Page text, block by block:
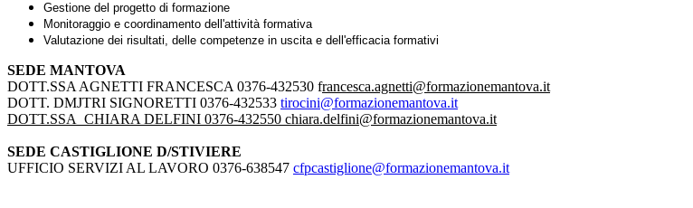
Gestione del progetto di formazione
Monitoraggio e coordinamento dell'attività formativa
Valutazione dei risultati, delle competenze in uscita e dell'efficacia formativi
SEDE MANTOVA
DOTT.SSA AGNETTI FRANCESCA 0376-432530 francesca.agnetti@formazionemantova.it
DOTT. DMJTRI SIGNORETTI 0376-432533 tirocini@formazionemantova.it
DOTT.SSA CHIARA DELFINI 0376-432550 chiara.delfini@formazionemantova.it
SEDE CASTIGLIONE D/STIVIERE
UFFICIO SERVIZI AL LAVORO 0376-638547 cfpcastiglione@formazionemantova.it